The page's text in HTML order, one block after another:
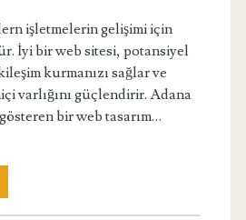
işletmelerin gelişimi için
İyi bir web sitesi, potansiyel
kurmanızı sağlar ve
varlığını güçlendirir. Adana
bir web tasarım…